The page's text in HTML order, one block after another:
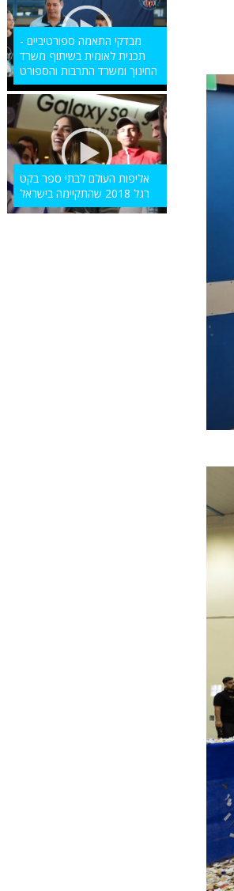
מבדקי התאמה ספורטיביים -
תכנית לאומית בשיתוף משרד
החינוך ומשרד התרבות והספורט
אליפות העולם לבתי ספר בקט
רגל 2018 שהתקיימה בישראל